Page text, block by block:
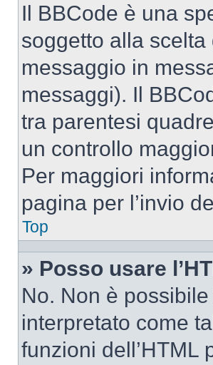
Il BBCode è una
soggetto alla
messaggio in
messaggi). Il
tra parentesi
un controllo
Per maggiori
pagina per l’invio
Top
» Posso usare
No. Non è
interpretato come
funzioni dell’HTML